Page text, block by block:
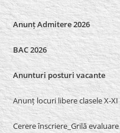
Anunț Admitere 2026
BAC 2026
Anunturi posturi vacante
Anunț locuri libere clasele X-XI
Cerere înscriere_Grilă evaluare